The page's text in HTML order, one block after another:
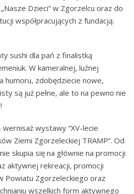
Dzieci” w Zgorzelcu oraz do
współpracujących z fundacją.
sushi dla pań z finalistką
W kameralnej, luźnej
humoru, zdobędziecie nowe,
są już pełne, ale to na pewno nie
wernisaż wystawy “XV-lecie
Ziemi Zgorzeleckiej TRAMP”. Od
skupia się na głównie na promocji
aktywnej rekreacji, promocji
Powiatu Zgorzeleckiego oraz
wszelkich form aktywnego